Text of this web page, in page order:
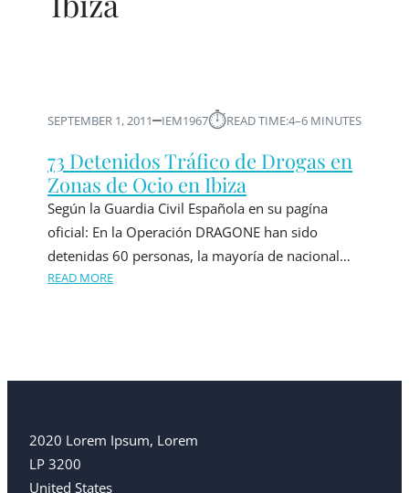
SEPTEMBER 1, 2011 IEM1967⏱︎READ TIME:4–6 MINUTES
73 Detenidos Tráfico de Drogas en
Zonas de Ocio en Ibiza
Según la Guardia Civil Española en su pagína
oficial: En la Operación DRAGONE han sido
detenidas 60 personas, la mayoría de nacional…
READ MORE
2020 Lorem Ipsum, Lorem
LP 3200
United States